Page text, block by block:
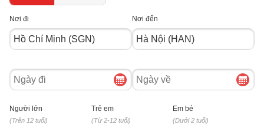
Nơi đi Nơi đến
Ngày
đi
Ngày
về
Người lớn
(Trên 12 tuổi)
Trẻ em
(Từ 2-12 tuổi)
Em bé
(Dưới 2 tuổi)